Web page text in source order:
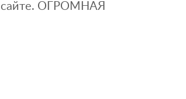
сайте. ОГРОМНАЯ